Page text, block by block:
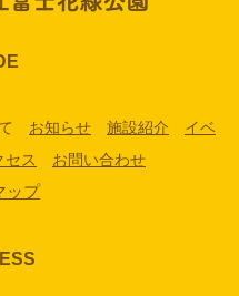
お知らせ 施設紹介
イベ
セス
お問い合わせ
ップ